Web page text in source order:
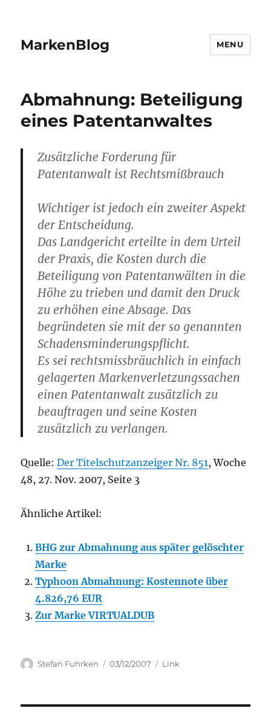
MarkenBlog MENU
Abmahnung: Beteiligung
eines Patentanwaltes
Zusätzliche Forderung für
Patentanwalt ist Rechtsmißbrauch
Wichtiger ist jedoch ein zweiter Aspekt
der Entscheidung.
Das Landgericht erteilte in dem Urteil
der Praxis, die Kosten durch die
Beteiligung von Patentanwälten in die
Höhe zu trieben und damit den Druck
zu erhöhen eine Absage. Das
begründeten sie mit der so genannten
Schadensminderungspflicht.
Es sei rechtsmissbräuchlich in einfach
gelagerten Markenverletzungssachen
einen Patentanwalt zusätzlich zu
beauftragen und seine Kosten
zusätzlich zu verlangen.
Quelle:Der Titelschutzanzeiger Nr. 851, Woche
48, 27. Nov. 2007, Seite 3
Ähnliche Artikel:
BHG zur Abmahnung aus später gelöschter
Marke
Typhoon Abmahnung: Kostennote über
4.826,76 EUR
Zur Marke VIRTUALDUB
Author
Stefan Fuhrken
Posted
03/12/2007 Categories
Link